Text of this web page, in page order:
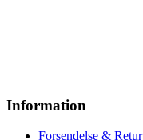
Information
Forsendelse & Retur